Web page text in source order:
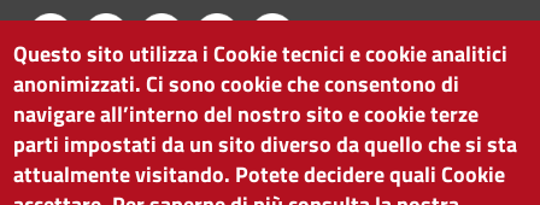
CAMERA DI COMMERCIO DI BOLZANO
via Alto Adige 60 | I-39100 Bolzano
tel. 0471 945 511 |info@camcom.bz.it
Questo sito utilizza i Cookie tecnici e cookie analitici
anonimizzati. Ci sono cookie che consentono di
navigare all’interno del nostro sito e cookie terze
parti impostati da un sito diverso da quello che si sta
attualmente visitando. Potete decidere quali Cookie